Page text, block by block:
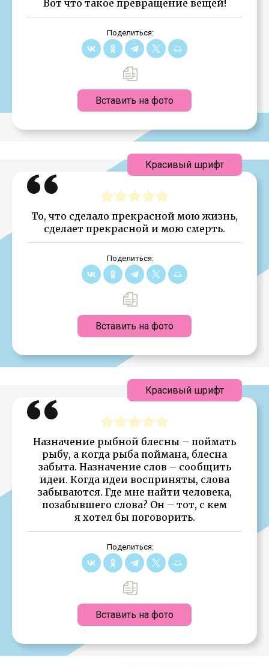
Вот что такое превращение вещей!
Поделиться:
Вставить на фото
То, что сделало прекрасной мою жизнь,
сделает прекрасной и мою смерть.
Поделиться:
Вставить на фото
Красивый шрифт
Назначение рыбной блесны – поймать
рыбу, а когда рыба поймана, блесна
забыта. Назначение слов – сообщить
идеи. Когда идеи восприняты, слова
забываются. Где мне найти человека,
позабывшего слова? Он – тот, с кем
я хотел бы поговорить.
Поделиться:
Вставить на фото
Красивый шрифт